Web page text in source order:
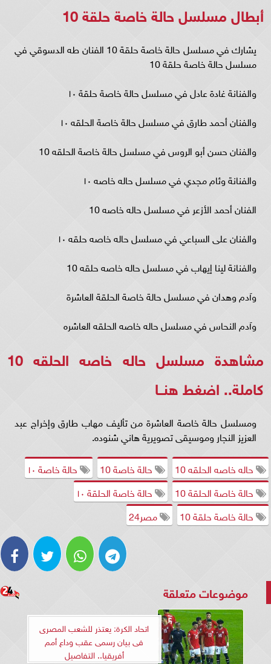
أبطال مسلسل حالة خاصة حلقة 10
يشارك في مسلسل حالة خاصة حلقة 10 الفنان طه الدسوقي في
مسلسل حالة خاصة حلقة 10
والفنانة غادة عادل في مسلسل حالة خاصة حلقة ١٠
والفنان أحمد طارق في مسلسل حالة خاصة الحلقه ١٠
والفنان حسن أبو الروس في مسلسل حالة خاصة الحلقه 10
والفنانة وئام مجدي في مسلسل حاله خاصه ١٠
الفنان أحمد الأزعر في مسلسل حاله خاصه 10
والفنان على السباعي في مسلسل حاله خاصه حلقه ١٠
والفنانة لينا إيهاب في مسلسل حاله خاصه حلقه 10
وآدم وهدان في مسلسل حالة خاصة الحلقة العاشرة
وآدم النحاس في مسلسل حاله خاصه الحلقه العاشره
مشاهدة مسلسل حاله خاصه الحلقه 10
كاملة.. اضغط هنــا
ومسلسل حالة خاصة العاشرة من تأليف مهاب طارق وإخراج عبد
العزيز النجار وموسيقى تصويرية هاني شنوده.
حاله خاصه الحلقه 10
حالة خاصة 10
حالة خاصة ١٠
حالة خاصة الحلقة 10
حالة خاصة الحلقة ١٠
حالة خاصة حلقة 10
مصر24
موضوعات متعلقة
اتحاد الكرة: يعتذر للشعب المصرى
فى بيان رسمى عقب وداع أمم
أفريقيا.. التفاصيل